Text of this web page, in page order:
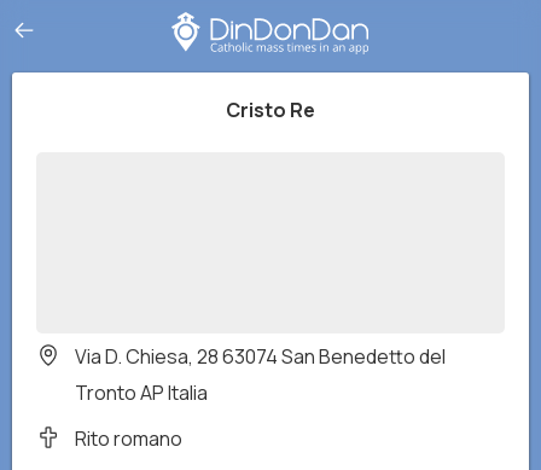
Cristo Re
Via D. Chiesa, 28 63074 San Benedetto del
Tronto AP Italia
Rito romano